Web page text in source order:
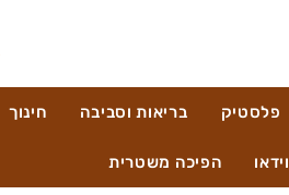
פלסטיק בריאות וסביבה חינוך
וידאו הפיכה משטרית